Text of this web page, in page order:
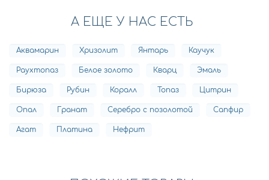
А ЕЩЕ У НАС ЕСТЬ
Аквамарин Хризолит Янтарь Каучук
Раухтопаз Белое золото Кварц Эмаль
Бирюза Рубин Коралл Топаз Цитрин
Опал Гранат Серебро с позолотой Сапфир
Агат Платина Нефрит